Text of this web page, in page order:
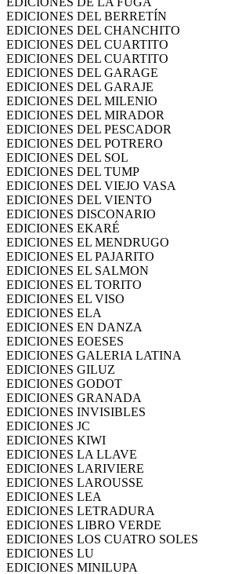
EDICIONES DEL BERRETÍN
EDICIONES DEL CHANCHITO
EDICIONES DEL CUARTITO
EDICIONES DEL CUARTITO
EDICIONES DEL GARAGE
EDICIONES DEL GARAJE
EDICIONES DEL MILENIO
EDICIONES DEL MIRADOR
EDICIONES DEL PESCADOR
EDICIONES DEL POTRERO
EDICIONES DEL SOL
EDICIONES DEL TUMP
EDICIONES DEL VIEJO VASA
EDICIONES DEL VIENTO
EDICIONES DISCONARIO
EDICIONES EKARÉ
EDICIONES EL MENDRUGO
EDICIONES EL PAJARITO
EDICIONES EL SALMON
EDICIONES EL TORITO
EDICIONES EL VISO
EDICIONES ELA
EDICIONES EN DANZA
EDICIONES EOESES
EDICIONES GALERIA LATINA
EDICIONES GILUZ
EDICIONES GODOT
EDICIONES GRANADA
EDICIONES INVISIBLES
EDICIONES JC
EDICIONES KIWI
EDICIONES LA LLAVE
EDICIONES LARIVIERE
EDICIONES LAROUSSE
EDICIONES LEA
EDICIONES LETRADURA
EDICIONES LIBRO VERDE
EDICIONES LOS CUATRO SOLES
EDICIONES LU
EDICIONES MINILUPA